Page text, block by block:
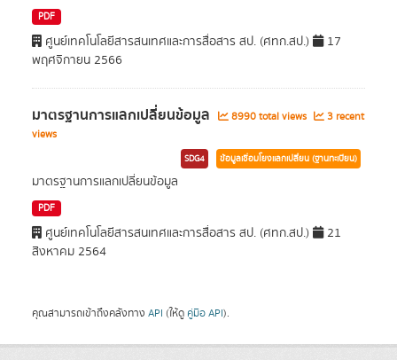
PDF
ศูนย์เทคโนโลยีสารสนเทศและการสื่อสาร สป. (ศทก.สป.)
17
พฤศจิกายน 2566
มาตรฐานการแลกเปลี่ยนข้อมูล 8990 total views
3 recent
views
SDG4 ข้อมูลเชื่อมโยงแลกเปลี่ยน (ฐานทะเบียน)
มาตรฐานการแลกเปลี่ยนข้อมูล
PDF
ศูนย์เทคโนโลยีสารสนเทศและการสื่อสาร สป. (ศทก.สป.)
21
สิงหาคม 2564
คุณสามารถเข้าถึงคลังทาง API (ให้ดู คู่มือ API).